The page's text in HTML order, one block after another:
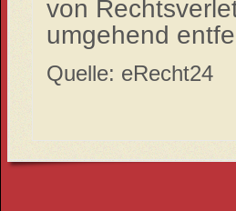
von
umgehend
Quelle: eRecht24